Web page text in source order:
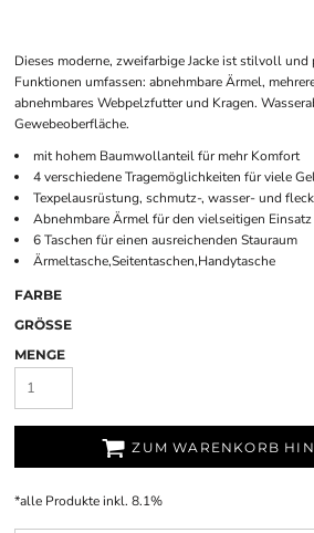
Dieses moderne, zweifarbige Jacke ist stilvoll
Funktionen umfassen: abnehmbare Ärmel,
abnehmbares Webpelzfutter und Kragen.
Gewebeoberfläche.
mit hohem Baumwollanteil für mehr Komfort
4 verschiedene Tragemöglichkeiten für viele
Texpelausrüstung, schmutz-, wasser- und
Abnehmbare Ärmel für den vielseitigen Einsatz
6 Taschen für einen ausreichenden Stauraum
Ärmeltasche,Seitentaschen,Handytasche
FARBE
GRÖSSE
MENGE
ZUM WARENKORB
*alle Produkte inkl. 8.1%